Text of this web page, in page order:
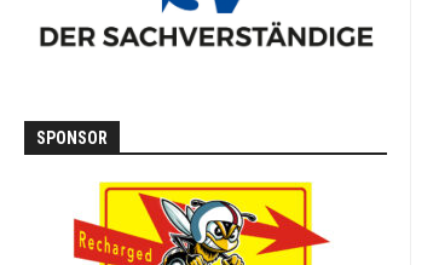
SPONSOR